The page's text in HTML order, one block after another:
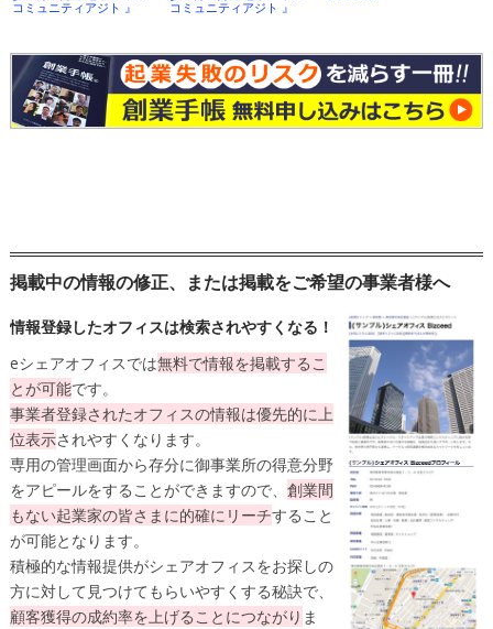
コミュニティアジト 』
コミュニティアジト 』
掲載中の情報の修正、または掲載をご希望の事業者様へ
情報登録したオフィスは検索されやすくなる！
eシェアオフィスでは無料で情報を掲載するこ
とが可能です。
事業者登録されたオフィスの情報は優先的に上
位表示されやすくなります。
専用の管理画面から存分に御事業所の得意分野
をアピールをすることができますので、 創業間
もない起業家の皆さまに的確にリーチすること
が可能となります。
積極的な情報提供がシェアオフィスをお探しの
方に対して見つけてもらいやすくする秘訣で、
顧客獲得の成約率を上げることにつながり ま